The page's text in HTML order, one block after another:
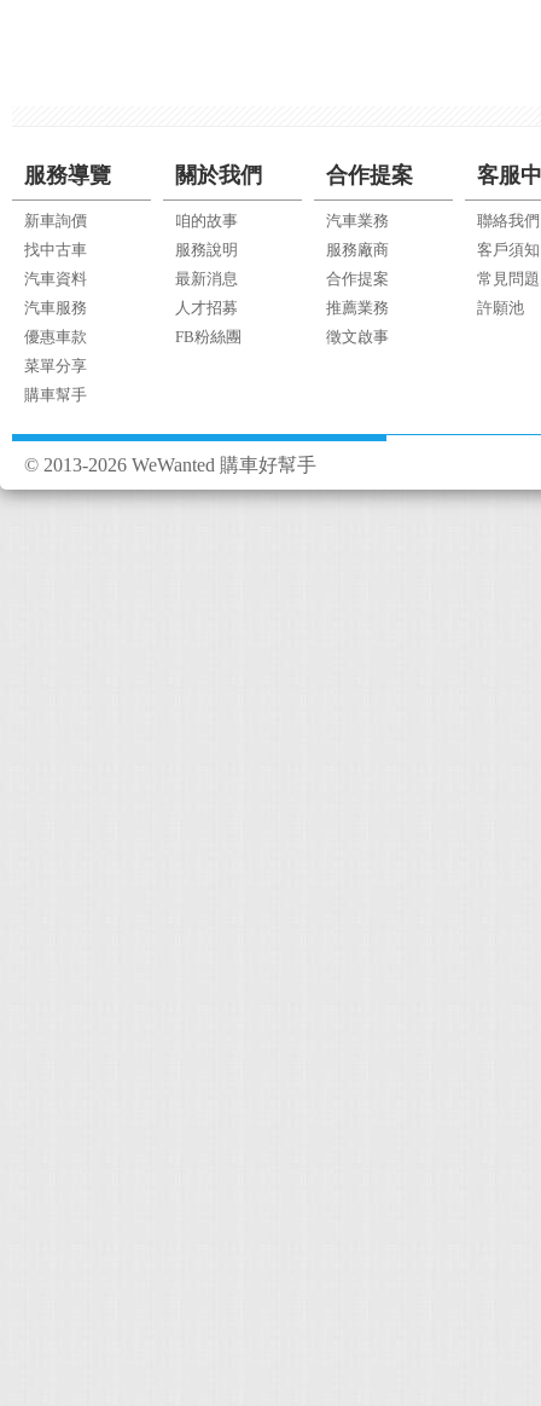
服務導覽
新車詢價
找中古車
汽車資料
汽車服務
優惠車款
菜單分享
購車幫手
關於我們
咱的故事
服務說明
最新消息
人才招募
FB粉絲團
合作提案
汽車業務
服務廠商
合作提案
推薦業務
徵文啟事
客服
聯絡我們
客戶須知
常見問題
許願池
© 2013-2026 WeWanted 購車好幫手